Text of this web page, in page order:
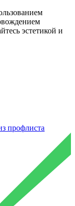
эстетикой и
профлиста